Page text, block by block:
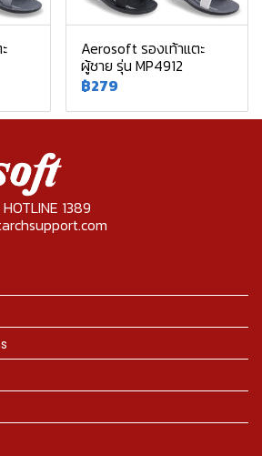
Aerosoft รองเท้าแตะ
ผู้ชาย รุ่น MP4912
฿279
1389